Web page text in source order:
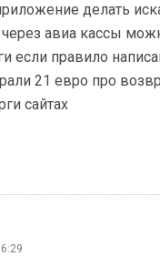
делать
авиа кассы
если правило
21 евро про
сайтах